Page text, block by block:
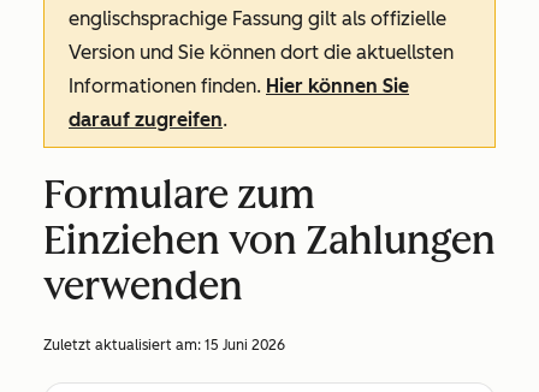
englischsprachige Fassung gilt als offizielle
Version und Sie können dort die aktuellsten
Informationen finden. Hier können Sie
darauf zugreifen.
Formulare zum
Einziehen von Zahlungen
verwenden
Zuletzt aktualisiert am: 15 Juni 2026